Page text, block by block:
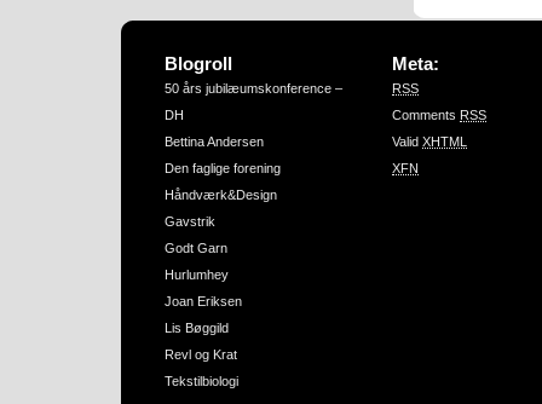
Blogroll
50 års jubilæumskonference –
DH
Bettina Andersen
Den faglige forening
Håndværk&Design
Gavstrik
Godt Garn
Hurlumhey
Joan Eriksen
Lis Bøggild
Revl og Krat
Tekstilbiologi
Meta:
RSS
Comments RSS
Valid XHTML
XFN